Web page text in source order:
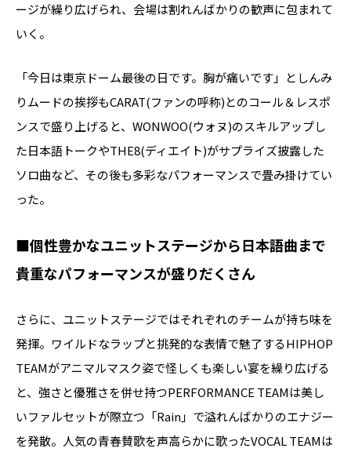
ージが繰り広げられ、会場は割れんばかりの歓声に包まれて
いく。
「今日は東京ドーム最後の日です。胸が痛いです」としんみ
りムードの挨拶もCARAT(ファンの呼称)とのコール＆レスポ
ンスで盛り上げると、WONWOO(ウォヌ)のスキルアップし
た日本語トークやTHE8(ディエイト)がサプライズ披露した
ソロ曲など、その後も多彩なパフォーマンスで畳み掛けてい
った。
■個性豊かなユニットステージから日本語曲まで
貴重なパフォーマンスが盛りだくさん
さらに、ユニットステージではそれぞれのチームが持ち味を
発揮。ワイルドなラップと挑発的な表情で魅了するHIPHOP
TEAMがアニマルマスク姿で怪しくも楽しい宴を繰り広げる
と、強さと優雅さを併せ持つPERFORMANCE TEAMは美し
いファルセットが際立つ「Rain」で溢れんばかりのエナジー
を発散。人気の青春賛歌を声高らかに歌ったVOCAL TEAMは